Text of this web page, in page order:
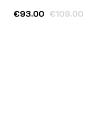
€109.00
€93.00